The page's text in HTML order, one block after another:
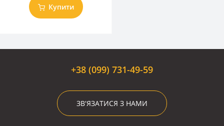
Купити
+38 (099) 731-49-59
ЗВ'ЯЗАТИСЯ З НАМИ